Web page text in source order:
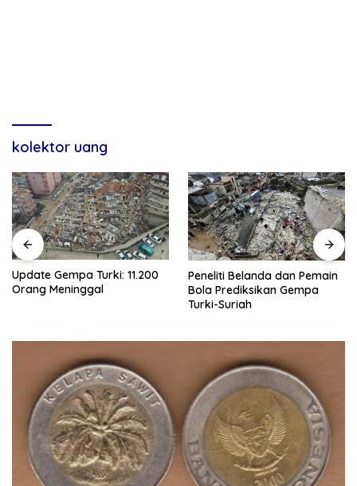
kolektor uang
Update Gempa Turki: 11.200
Orang Meninggal
Peneliti Belanda dan Pemain
Bola Prediksikan Gempa
Turki-Suriah